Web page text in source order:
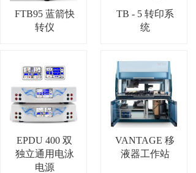
FTB95 蓝箭快
转仪
TB - 5 转印系
统
EPDU 400 双
独立通用电泳
电源
VANTAGE 移
液器工作站